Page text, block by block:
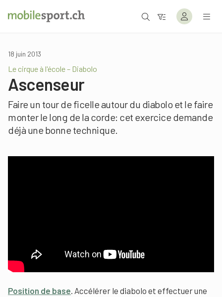
18 juin 2013
Le cirque à l'école – Diabolo
Ascenseur
Faire un tour de ficelle autour du diabolo et le faire
monter le long de la corde: cet exercice demande
déjà une bonne technique.
Position de base. Accélérer le diabolo et effectuer une